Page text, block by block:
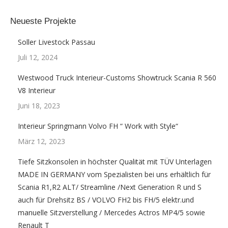
Neueste Projekte
Soller Livestock Passau
Juli 12, 2024
Westwood Truck Interieur-Customs Showtruck Scania R 560
V8 Interieur
Juni 18, 2023
Interieur Springmann Volvo FH “ Work with Style“
März 12, 2023
Tiefe Sitzkonsolen in höchster Qualität mit TÜV Unterlagen
MADE IN GERMANY vom Spezialisten bei uns erhältlich für
Scania R1,R2 ALT/ Streamline /Next Generation R und S
auch für Drehsitz BS / VOLVO FH2 bis FH/5 elektr.und
manuelle Sitzverstellung / Mercedes Actros MP4/5 sowie
Renault T